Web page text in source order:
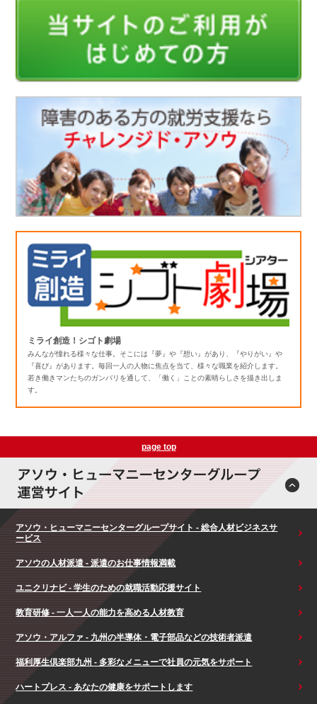
ミライ創造！シゴト劇場
みんなが憧れる様々な仕事。そこには『夢』や『想い』があり、『やりがい』や
『喜び』があります。毎回一人の人物に焦点を当て、様々な職業を紹介します。
若き働きマンたちのガンバリを通して、「働く」ことの素晴らしさを描き出しま
す。
page top
アソウ・ヒューマニーセンターグループサイト - 総合人材ビジネスサ
ービス
アソウの人材派遣 - 派遣のお仕事情報満載
ユニクリナビ - 学生のための就職活動応援サイト
教育研修 - 一人一人の能力を高める人材教育
アソウ・アルファ - 九州の半導体・電子部品などの技術者派遣
福利厚生倶楽部九州 - 多彩なメニューで社員の元気をサポート
ハートプレス - あなたの健康をサポートします